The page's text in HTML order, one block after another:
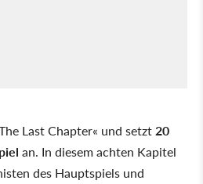
Last Chapter« und setzt20
an. In diesem achten Kapitel
des Hauptspiels und